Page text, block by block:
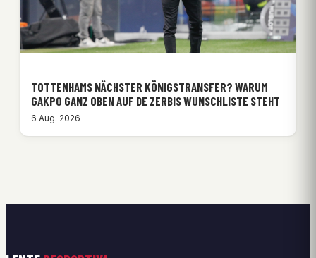
TOTTENHAMS NÄCHSTER KÖNIGSTRANSFER? WARUM
GAKPO GANZ OBEN AUF DE ZERBIS WUNSCHLISTE STEHT
6 Aug. 2026